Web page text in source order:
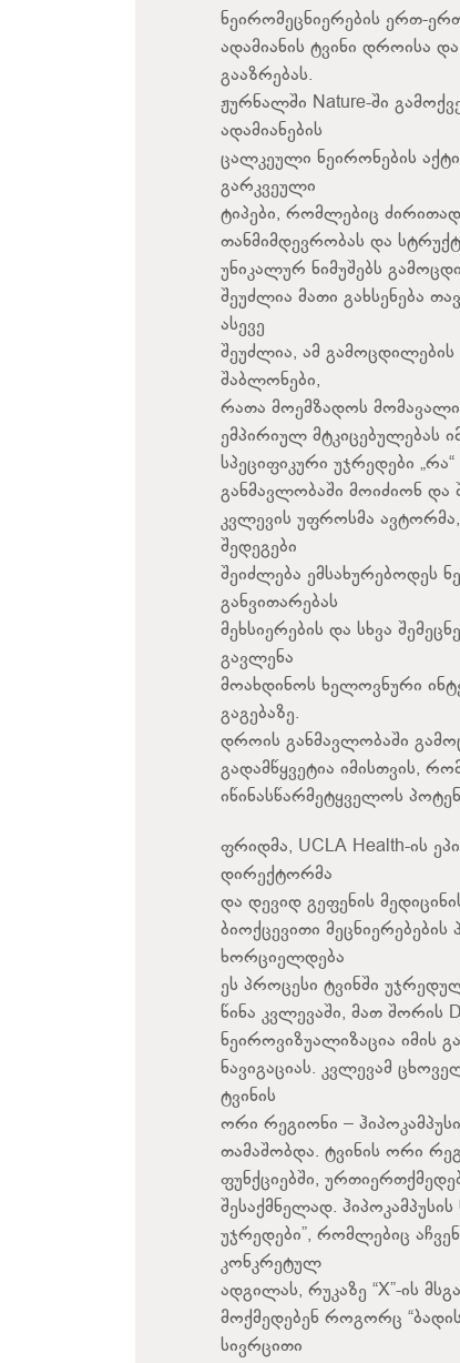
ნეირომეცნიერების ერთ-
ადამიანის ტვინი დროისა
გააზრებას.
ჟურნალში Nature-ში
ადამიანების
ცალკეული ნეირონების
გარკვეული
ტიპები, რომლებიც
თანმიმდევრობას და
უნიკალურ ნიმუშებს
შეუძლია მათი გახსენება
ასევე
შეუძლია, ამ გამოცდილების
შაბლონები,
რათა მოემზადოს მომავალი
ემპირიულ მტკიცებულებას
სპეციფიკური უჯრედები
განმავლობაში მოიძიონ და
კვლევის უფროსმა
შედეგები
შეიძლება ემსახურებოდეს
განვითარებას
მეხსიერების და სხვა
გავლენა
მოახდინოს ხელოვნური
გაგებაზე.
დროის განმავლობაში
გადამწყვეტია იმისთვის,
იწინასწარმეტყველოს
ფრიდმა, UCLA Health-ის
დირექტორმა
და დევიდ გეფენის
ბიოქცევითი
ხორციელდება
ეს პროცესი ტვინში
წინა კვლევაში, მათ შორის
ნეიროვიზუალიზაცია იმის
ნავიგაციას. კვლევამ
ტვინის
ორი რეგიონი –
თამაშობდა. ტვინის ორი
ფუნქციებში,
შესაქმნელად.
უჯრედები”, რომლებიც
კონკრეტულ
ადგილას, რუკაზე “X”-ის
მოქმედებენ როგორც
სივრცითი